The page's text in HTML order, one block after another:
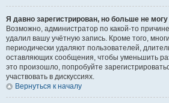
Я давно зарегистрирован, но больше не могу
Возможно, администратор по какой-то
удалил вашу учётную запись. Кроме того,
периодически удаляют пользователей,
оставляющих сообщения, чтобы уменьшить
это произошло, попробуйте
участвовать в дискуссиях.
Вернуться к началу